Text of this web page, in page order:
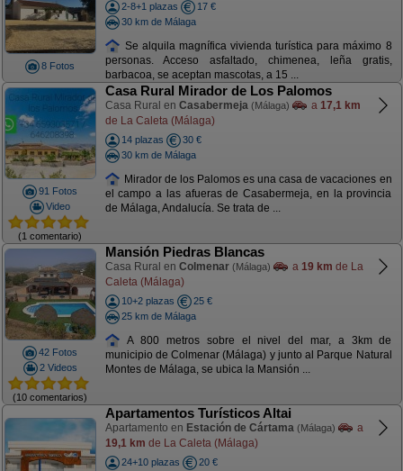
8 Fotos
2-8+1 plazas
17 €
30 km de Málaga
Se alquila magnífica vivienda turística para máximo 8
personas. Acceso asfaltado, chimenea, leña gratis,
barbacoa, se aceptan mascotas, a 15 ...
91 Fotos
Video
(1 comentario)
Casa Rural Mirador de Los Palomos
Casa Rural en Casabermeja (Málaga) a 17,1 km
de La Caleta (Málaga)
14 plazas
30 €
30 km de Málaga
Mirador de los Palomos es una casa de vacaciones en
el campo a las afueras de Casabermeja, en la provincia
de Málaga, Andalucía. Se trata de ...
42 Fotos
2 Videos
(10 comentarios)
Mansión Piedras Blancas
Casa Rural en Colmenar (Málaga) a 19 km de La
Caleta (Málaga)
10+2 plazas
25 €
25 km de Málaga
A 800 metros sobre el nivel del mar, a 3km de
municipio de Colmenar (Málaga) y junto al Parque Natural
Montes de Málaga, se ubica la Mansión ...
Apartamentos Turísticos Altai
Apartamento en Estación de Cártama (Málaga)
a
19,1 km de La Caleta (Málaga)
24+10 plazas
20 €